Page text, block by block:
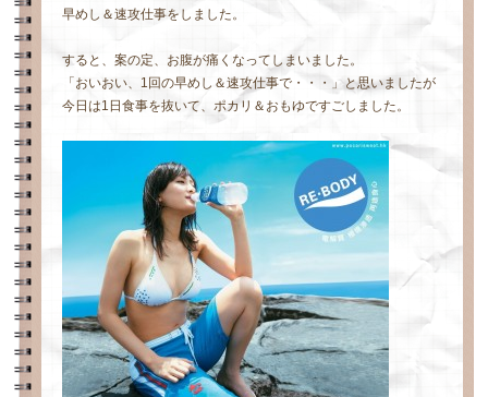
早めし＆速攻仕事をしました。
すると、案の定、お腹が痛くなってしまいました。
「おいおい、1回の早めし＆速攻仕事で・・・」と思いましたが
今日は1日食事を抜いて、ポカリ＆おもゆですごしました。